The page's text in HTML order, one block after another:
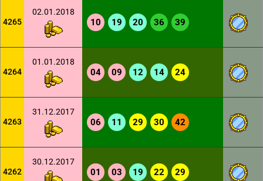
4265
02.01.2018
10 19 20 36 39
4264
01.01.2018
04 09 12 14 24
4263
31.12.2017
06 11 29 30 42
4262
30.12.2017
01 03 19 22 29